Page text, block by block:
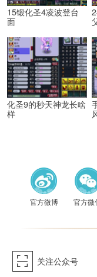
15锻化圣4凌波登台
面
化圣9的秒天神龙长啥
样
官方微博 官方微
򰀁 关注公众号